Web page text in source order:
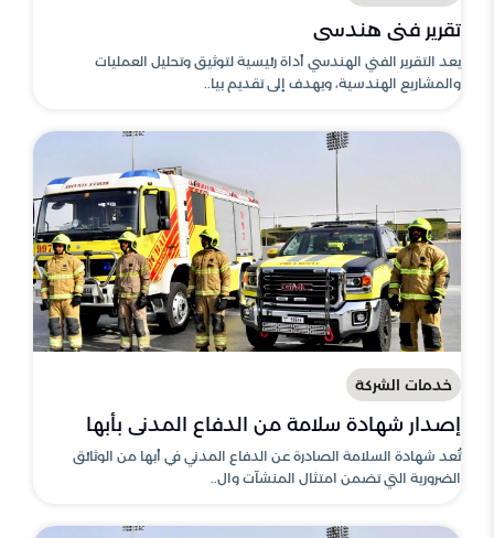
تقرير فني هندسي
يعد التقرير الفني الهندسي أداة رئيسية لتوثيق وتحليل العمليات
والمشاريع الهندسية، ويهدف إلى تقديم بيا..
خدمات الشركة
إصدار شهادة سلامة من الدفاع المدني بأبها
تُعد شهادة السلامة الصادرة عن الدفاع المدني في أبها من الوثائق
الضرورية التي تضمن امتثال المنشآت وال..